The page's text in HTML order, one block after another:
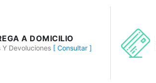
A DOMICILIO
Y Devoluciones [ Consultar ]